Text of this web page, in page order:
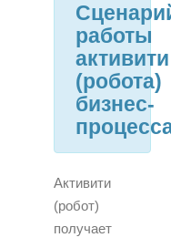
работы
активити
(робота)
бизнес-
Активити
(робот)
получает